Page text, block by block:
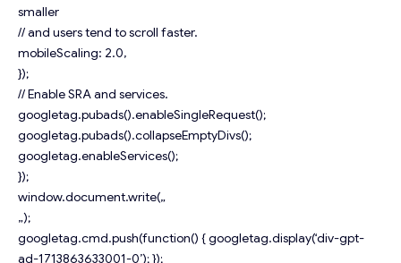
smaller
// and users tend to scroll faster.
mobileScaling: 2.0,
});
// Enable SRA and services.
googletag.pubads().enableSingleRequest();
googletag.pubads().collapseEmptyDivs();
googletag.enableServices();
});
window.document.write(„
„);
googletag.cmd.push(function() { googletag.display(‘div-gpt-
ad-1713863633001-0’); });